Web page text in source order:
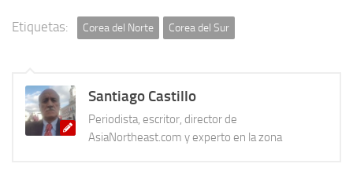
Etiquetas: Corea del Norte Corea del Sur
Santiago Castillo
Periodista, escritor, director de
AsiaNortheast.com y experto en la zona